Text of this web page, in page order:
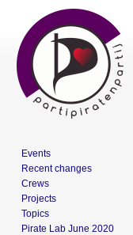
Events
Recent changes
Crews
Projects
Topics
Pirate Lab June 2020